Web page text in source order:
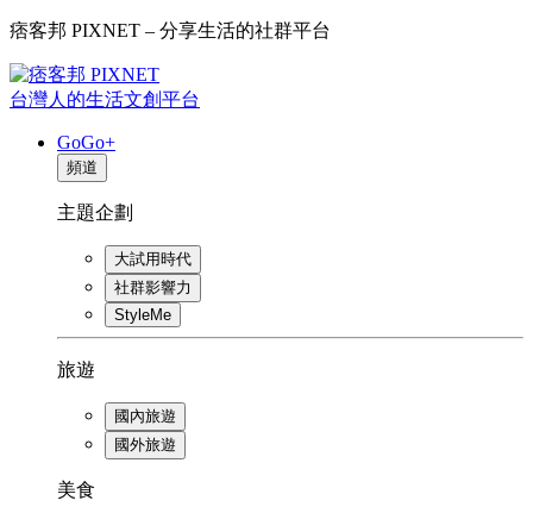
痞客邦 PIXNET – 分享生活的社群平台
台灣人的生活文創平台
GoGo+
頻道
主題企劃
大試用時代
社群影響力
StyleMe
旅遊
國內旅遊
國外旅遊
美食